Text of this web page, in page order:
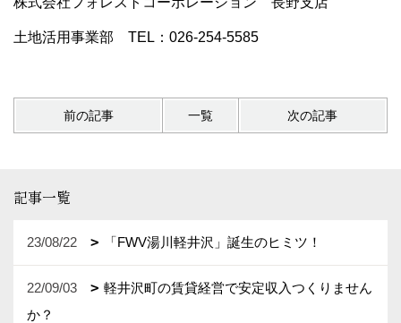
土地活用事業部 TEL：026-254-5585
前の記事 一覧 次の記事
記事一覧
23/08/22 「FWV湯川軽井沢」誕生のヒミツ！
22/09/03
軽井沢町の賃貸経営で安定収入つくりません
か？